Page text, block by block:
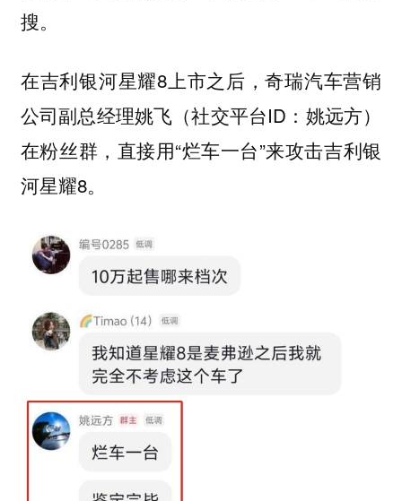
搜。
在吉利银河星耀8上市之后，奇瑞汽车营销
公司副总经理姚飞（社交平台ID：姚远方）
在粉丝群，直接用“烂车一台”来攻击吉利银
河星耀8。